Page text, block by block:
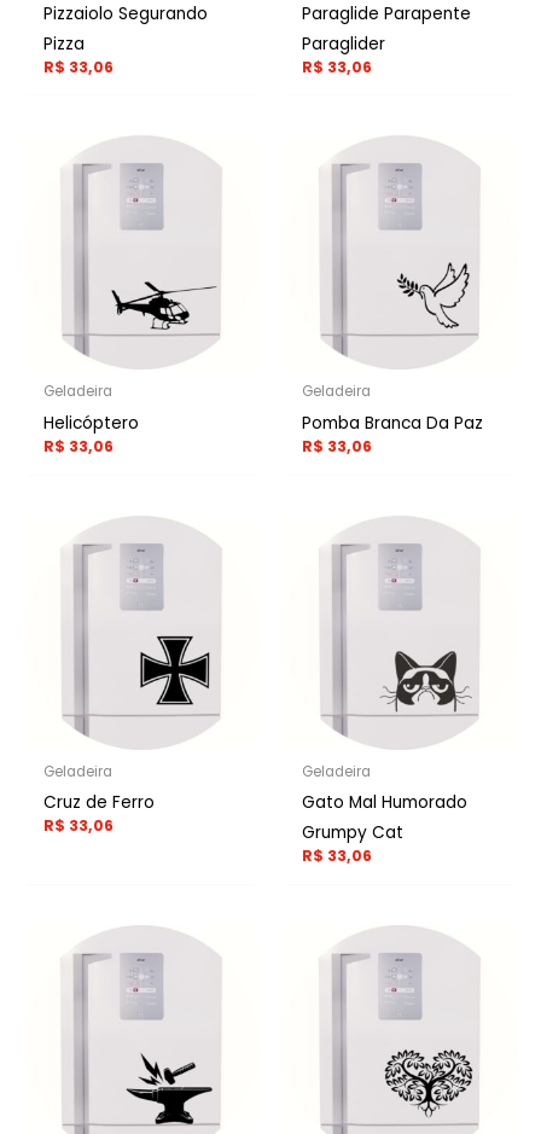
Pizzaiolo Segurando
Pizza
R$ 33,06
Paraglide Parapente
Paraglider
R$ 33,06
Geladeira
Helicóptero
R$ 33,06
Geladeira
Pomba Branca Da Paz
R$ 33,06
Geladeira
Cruz de Ferro
R$ 33,06
Geladeira
Gato Mal Humorado
Grumpy Cat
R$ 33,06